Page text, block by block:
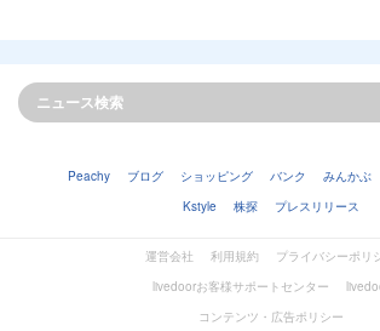
Peachy ブログ ショッピング バンク みんかぶ
Kstyle
株探 プレスリリース
運営会社 利用規約
プライバシーポリ
livedoorお客様サポートセンター
コンテンツ・広告ポリシー